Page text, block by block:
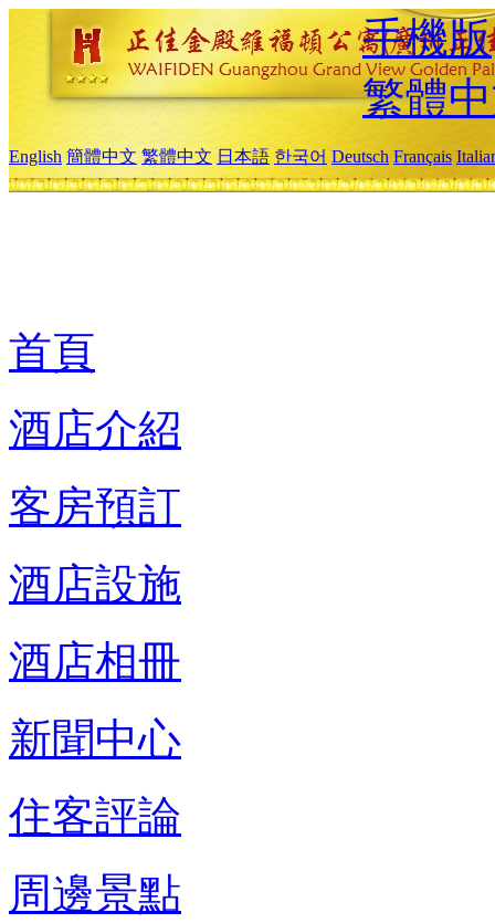
手機版
繁體
English 簡體中文 繁體中文 日本語 한국어 Deutsch Français
首頁
酒店介紹
客房預訂
酒店設施
酒店相冊
新聞中心
住客評論
周邊景點